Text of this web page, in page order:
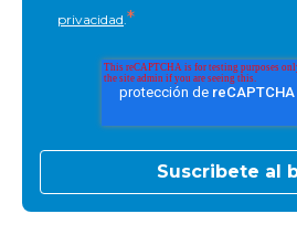
privacidad *